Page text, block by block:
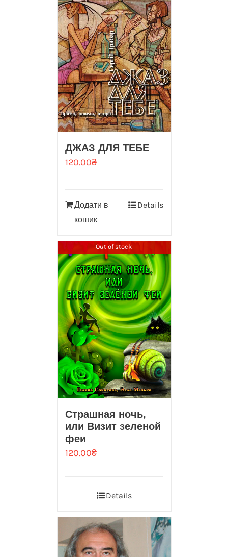
ДЖАЗ ДЛЯ ТЕБЕ
120.00₴
Додати в
кошик
Details
Out of stock
Страшная ночь,
или Визит зеленой
феи
120.00₴
Details